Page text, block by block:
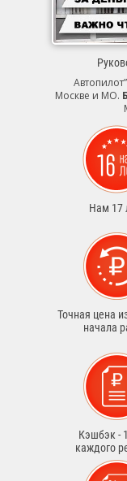
Москве и МО.
Нам 17
Точная цена
начала
Кэшбэк -
каждого